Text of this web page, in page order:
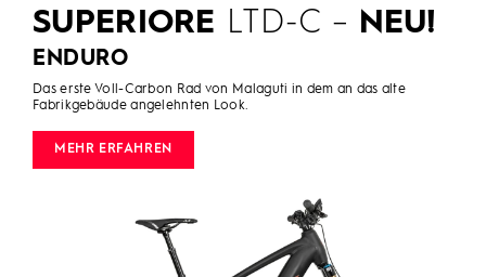
SUPERIORE LTD-C – NEU!
ENDURO
Das erste Voll-Carbon Rad von Malaguti in dem an das alte
Fabrikgebäude angelehnten Look.
MEHR ERFAHREN